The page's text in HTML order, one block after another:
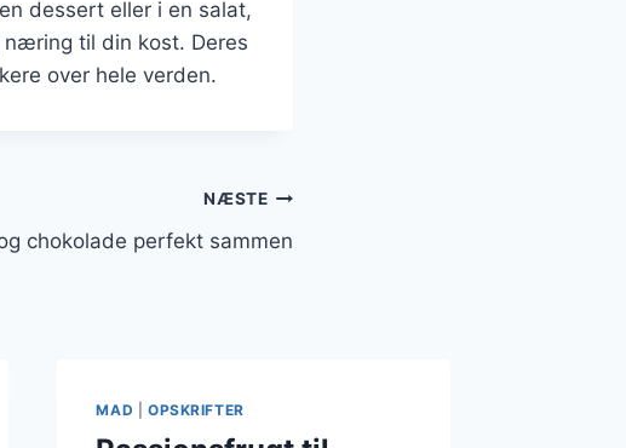
dessert eller i en salat,
til din kost. Deres
over hele verden.
NÆSTE
chokolade perfekt sammen
MAD OPSKRIFTER